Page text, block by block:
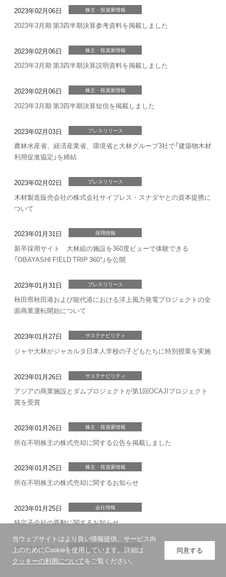
当ウェブサイトはより良い情報提供、サービス向
上のためにCookieを使用しています。詳細は
クッキーの利用についてをご覧ください。
同意する
2023年02月06日 株主・投資家情報
2023年3月期 第3四半期決算参考資料を掲載しました
2023年02月06日 株主・投資家情報
2023年3月期 第3四半期決算説明資料を掲載しました
2023年02月06日 株主・投資家情報
2023年3月期 第3四半期決算短信を掲載しました
2023年02月03日 プレスリリース
農林水産省、経済産業省、環境省と大林グループ3社で「建築物木材
利用促進協定」を締結
2023年02月02日 プレスリリース
木材製造販売会社の株式会社サイプレス・スナダヤとの資本提携に
ついて
2023年01月31日 採用情報
新卒採用サイト 大林組の施設を360度ビューで体験できる
「OBAYASHI FIELD TRIP 360°」を公開
2023年01月31日 プレスリリース
秋田県秋田港および能代港における洋上風力発電プロジェクトの全
面商業運転開始について
2023年01月27日 サステナビリティ
ジャヤ大林がジャカルタ日本人学校の子どもたちに特別授業を実施
2023年01月26日 サステナビリティ
アジアの商業施設とダムプロジェクトが第1回OCAJIプロジェクト
賞を受賞
2023年01月26日 株主・投資家情報
所在不明株主の株式売却に関する公告を掲載しました
2023年01月25日 株主・投資家情報
所在不明株主の株式売却に関するお知らせ
2023年01月25日 会社情報
特定子会社の異動に関するお知らせ
2023年01月25日 会社情報
大林組は創業132年を迎えました